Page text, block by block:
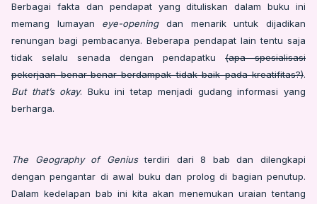
Berbagai fakta dan pendapat yang dituliskan dalam buku ini
memang lumayan eye-openingdan menarik untuk dijadikan
renungan bagi pembacanya. Beberapa pendapat lain tentu saja
tidak selalu senada dengan pendapatku (apa spesialisasi
pekerjaan benar-benar berdampak tidak baik pada kreatifitas?).
But that’s okay. Buku ini tetap menjadi gudang informasi yang
berharga.
The Geography of Geniusterdiri dari 8 bab dan dilengkapi
dengan pengantar di awal buku dan prolog di bagian penutup.
Dalam kedelapan bab ini kita akan menemukan uraian tentang